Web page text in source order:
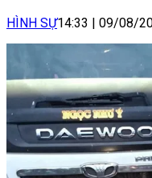
HÌNH SỰ14:33 | 09/08/